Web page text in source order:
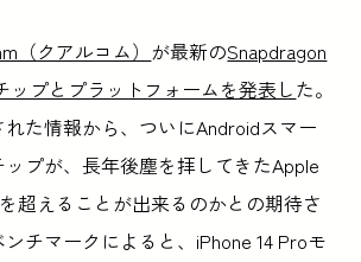
（クアルコム） が最新のSnapdragon
ップとプラットフォームを発表した。
た情報から、ついにAndroidスマー
ップが、長年後塵を拝してきたApple
超えることが出来るのかとの期待さ
チマークによると、iPhone 14 Proモ